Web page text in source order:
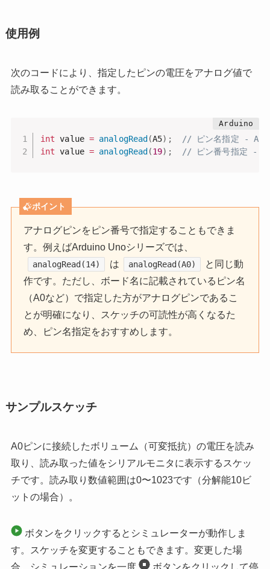
使用例
次のコードにより、指定したピンの電圧をアナログ値で
読み取ることができます。
int value = analogRead (A5) ;
// ピン名指定 - A5ピ
int value = analogRead (19) ; // ピン番号指定 -
ポイント
アナログピンをピン番号で指定することもできま
す。例えばArduino Unoシリーズでは、
analogRead(14) は analogRead(A0)
と同じ動
作です。ただし、ボード名に記載されているピン名
（A0など）で指定した方がアナログピンであるこ
とが明確になり、スケッチの可読性が高くなるた
め、ピン名指定をおすすめします。
サンプルスケッチ
A0ピンに接続したボリューム（可変抵抗）の電圧を読み
取り、読み取った値をシリアルモニタに表示するスケッ
チです。読み取り数値範囲は0〜1023です（分解能10ビ
ットの場合）。
ボタンをクリックするとシミュレーターが動作しま
す。スケッチを変更することもできます。変更した場